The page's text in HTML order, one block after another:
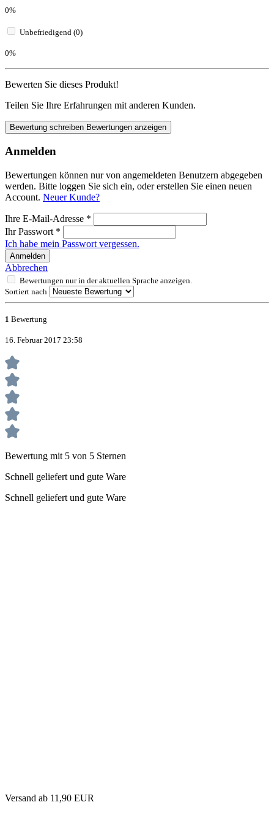
0%
Unbefriedigend (0)
0%
Bewerten Sie dieses Produkt!
Teilen Sie Ihre Erfahrungen mit anderen Kunden.
Bewertung schreiben Bewertungen anzeigen
Anmelden
Bewertungen können nur von angemeldeten Benutzern abgegeben
werden. Bitte loggen Sie sich ein, oder erstellen Sie einen neuen
Account. Neuer Kunde?
Ihre E-Mail-Adresse *
Ihr Passwort *
Ich habe mein Passwort vergessen.
Anmelden
Abbrechen
Bewertungen nur in der aktuellen Sprache anzeigen.
Sortiert nach
1 Bewertung
16. Februar 2017 23:58
Bewertung mit 5 von 5 Sternen
Schnell geliefert und gute Ware
Schnell geliefert und gute Ware
Versand ab 11,90 EUR